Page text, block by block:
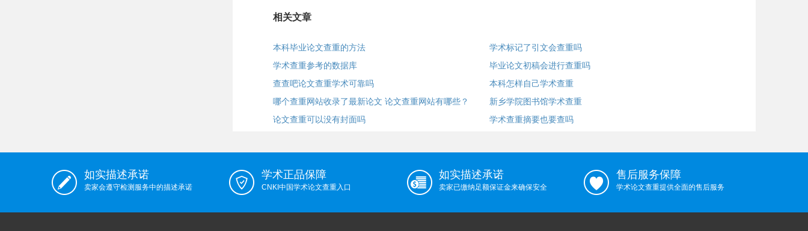
相关文章
本科毕业论文查重的方法
学术查重参考的数据库
查查吧论文查重学术可靠吗
哪个查重网站收录了最新论文 论文查重网站有哪些？
论文查重可以没有封面吗
学术标记了引文会查重吗
毕业论文初稿会进行查重吗
本科怎样自己学术查重
新乡学院图书馆学术查重
学术查重摘要也要查吗
如实描述承诺
卖家会遵守检测服务中的描述承诺
学术正品保障
CNKI中国学术论文查重入口
如实描述承诺
卖家已缴纳足额保证金来确保安全
售后服务保障
学术论文查重提供全面的售后服务